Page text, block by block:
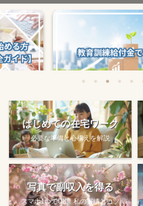
る方法
教育訓練給付金で賢
方法【主婦
はじめての在宅ワーク
必要な準備と心構えを解説
写真で副収入を得る
スマホ1つでOK！私の実績とコツ